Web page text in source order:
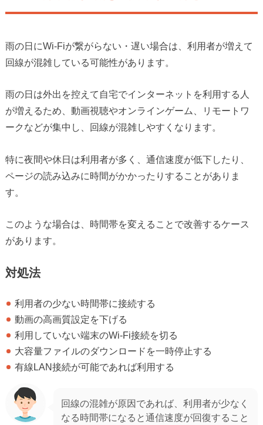
雨の日にWi-Fiが繋がらない・遅い場合は、利用者が増えて
回線が混雑している可能性があります。
雨の日は外出を控えて自宅でインターネットを利用する人
が増えるため、動画視聴やオンラインゲーム、リモートワ
ークなどが集中し、回線が混雑しやすくなります。
特に夜間や休日は利用者が多く、通信速度が低下したり、
ページの読み込みに時間がかかったりすることがありま
す。
このような場合は、時間帯を変えることで改善するケース
があります。
対処法
利用者の少ない時間帯に接続する
動画の高画質設定を下げる
利用していない端末のWi-Fi接続を切る
大容量ファイルのダウンロードを一時停止する
有線LAN接続が可能であれば利用する
回線の混雑が原因であれば、利用者が少なく
なる時間帯になると通信速度が回復すること